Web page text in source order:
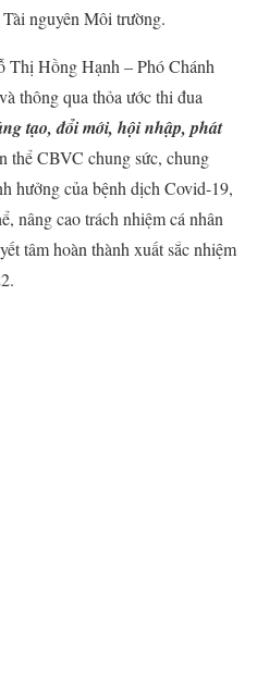
nguyên Môi trường.
Hồng Hạnh – Phó Chánh
thông qua thỏa ước thi đua
tạo, đổi mới, hội nhập, phát
thể CBVC chung sức, chung
hưởng của bệnh dịch Covid-19,
nâng cao trách nhiệm cá nhân
tâm hoàn thành xuất sắc nhiệm